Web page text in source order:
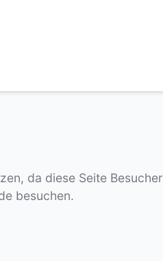
da diese Seite Besucher
besuchen.